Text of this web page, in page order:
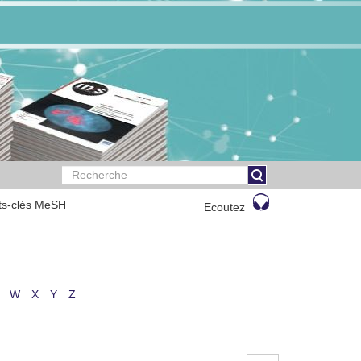
clés MeSH Ecoutez
W X Y Z